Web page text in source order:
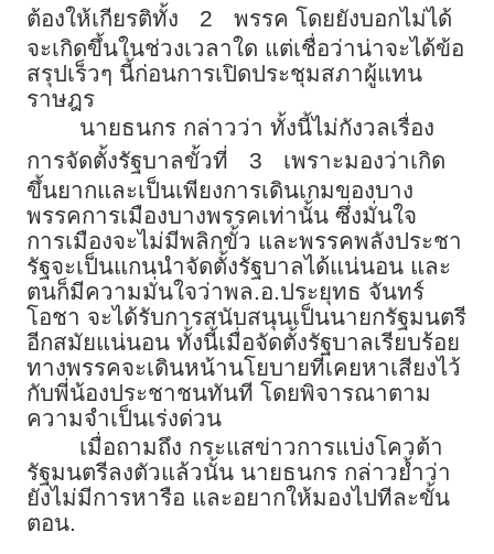
ต้องให้เกียรติทั้ง
2
พรรค โดยยังบอกไม่ได้
จะเกิดขึ้นในช่วงเวลาใด แต่เชื่อว่าน่าจะได้ข้อ
สรุปเร็วๆ นี้ก่อนการเปิดประชุมสภาผู้แทน
ราษฎร
นายธนกร กล่าวว่า ทั้งนี้ไม่กังวลเรื่อง
การจัดตั้งรัฐบาลขั้วที่
3
เพราะมองว่าเกิด
ขึ้นยากและเป็นเพียงการเดินเกมของบาง
พรรคการเมืองบางพรรคเท่านั้น ซึ่งมั่นใจ
การเมืองจะไม่มีพลิกขั้ว และพรรคพลังประชา
รัฐจะเป็นแกนนำจัดตั้งรัฐบาลได้แน่นอน และ
ตนก็มีความมั่นใจว่าพล.อ.ประยุทธ จันทร์
โอชา จะได้รับการสนับสนุนเป็นนายกรัฐมนตรี
อีกสมัยแน่นอน ทั้งนี้เมื่อจัดตั้งรัฐบาลเรียบร้อย
ทางพรรคจะเดินหน้านโยบายที่เคยหาเสียงไว้
กับพี่น้องประชาชนทันที โดยพิจารณาตาม
ความจำเป็นเร่งด่วน
เมื่อถามถึง กระแสข่าวการแบ่งโควต้า
รัฐมนตรีลงตัวแล้วนั้น นายธนกร กล่าวย้ำว่า
ยังไม่มีการหารือ และอยากให้มองไปทีละขั้น
ตอน.